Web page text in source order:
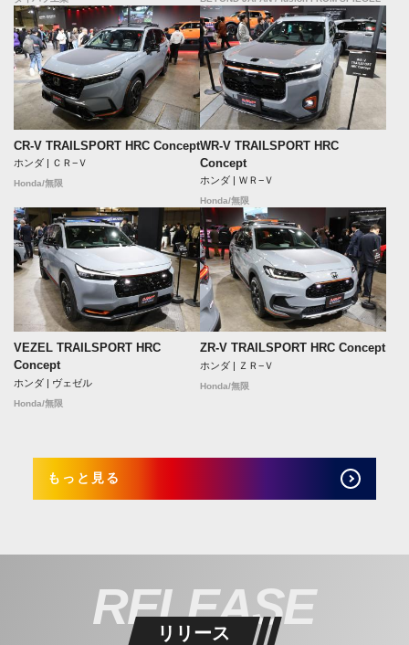
CR-V TRAILSPORT HRC Concept
ホンダ | ＣＲ−Ｖ
Honda/無限
WR-V TRAILSPORT HRC
Concept
ホンダ | ＷＲ−Ｖ
Honda/無限
VEZEL TRAILSPORT HRC
Concept
ホンダ | ヴェゼル
Honda/無限
ZR-V TRAILSPORT HRC Concept
ホンダ | ＺＲ−Ｖ
Honda/無限
もっと見る
RELEASE
リリース